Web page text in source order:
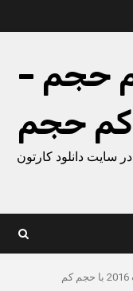
حجم –
کم حجم
سایت دانلود کارتون